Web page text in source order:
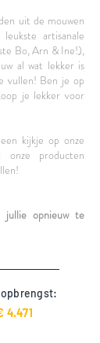
uit de mouwen
artisanale
Bo, Arn & Ine!),
al wat lekker is
vullen! Ben je op
je lekker voor
kijkje op onze
producten
opnieuw te
opbrengst:
4.471